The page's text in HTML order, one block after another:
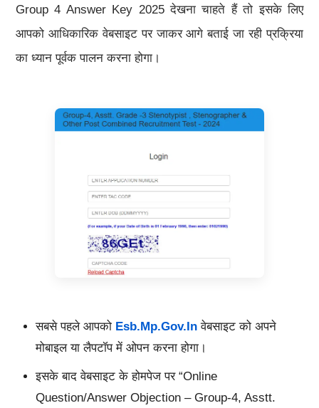
Group 4 Answer Key 2025 देखना चाहते हैं तो इसके लिए
आपको आधिकारिक वेबसाइट पर जाकर आगे बताई जा रही प्रक्रिया
का ध्यान पूर्वक पालन करना होगा।
सबसे पहले आपको Esb.mp.gov.inवेबसाइट को अपने
मोबाइल या लैपटॉप में ओपन करना होगा।
इसके बाद वेबसाइट के होमपेज पर “Online
Question/Answer Objection – Group-4, Asstt.